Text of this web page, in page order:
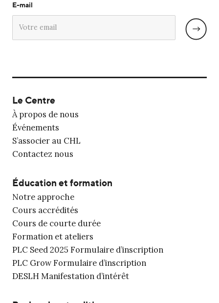
E-mail
Le Centre
À propos de nous
Événements
S’associer au CHL
Contactez nous
Éducation et formation
Notre approche
Cours accrédités
Cours de courte durée
Formation et ateliers
PLC Seed 2025 Formulaire d’inscription
PLC Grow Formulaire d’inscription
DESLH Manifestation d’intérêt